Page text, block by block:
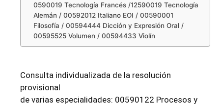
0590019 Tecnología Francés /12590019 Tecnología
Alemán / 00592012 Italiano EOI / 00590001
Filosofía / 00594444 Dicción y Expresión Oral /
00595525 Volumen / 00594433 Violín
Consulta individualizada de la resolución
provisional
de varias especialidades: 00590122 Procesos y